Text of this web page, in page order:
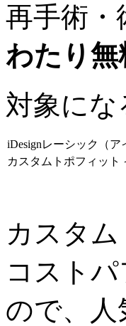
再手術・
わたり無
対象に
iDesignレーシック（ア
カスタムトポフィット
カスタ
コスト
ので、